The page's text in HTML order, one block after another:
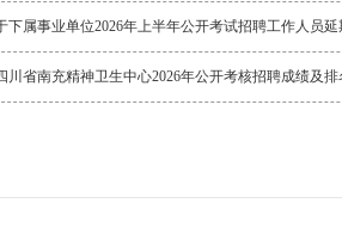
下属事业单位2026年上半年公开考试招聘工作人员
川省南充精神卫生中心2026年公开考核招聘成绩及